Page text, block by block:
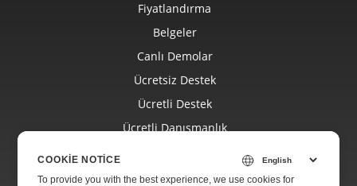
Fiyatlandırma
Belgeler
Canlı Demolar
Ücretsiz Destek
Ücretli Destek
Ücretli Danışmanlık
Web Siteleri
COOKIE NOTICE
To provide you with the best experience, we use cookies for